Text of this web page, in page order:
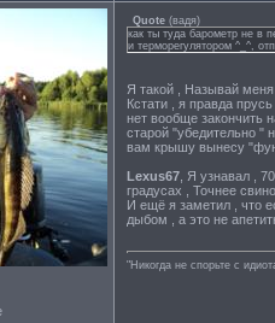
Quote (вадя)
как ты туда барометр не в
и терморегулятором ^_^,
Я такой , Называй
Кстати , я правда
нет вообще закончить
старой "убедительно "
вам крышу вынесу
Lexus67 , Я узнавал ,
градусах , Точнее
И ещё я заметил , что
дыбом , а это не
"Никогда не спорьте с